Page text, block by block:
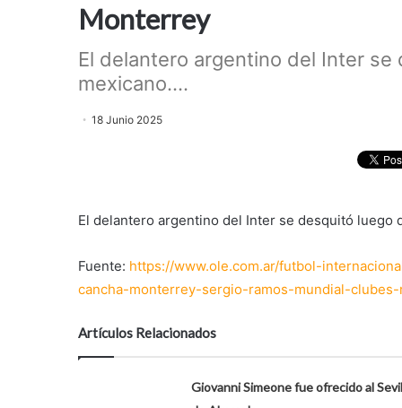
Monterrey
El delantero argentino del Inter
mexicano....
18 Junio 2025
El delantero argentino del Inter se desquitó luego
Fuente: https://www.ole.com.ar/futbol-
cancha-monterrey-sergio-ramos-mundial-clubes-
Artículos Relacionados
Giovanni Simeone fue ofrecido al